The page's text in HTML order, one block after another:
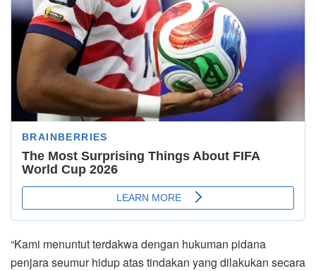
“Kami menuntut terdakwa dengan hukuman pidana
penjara seumur hidup atas tindakan yang dilakukan secara